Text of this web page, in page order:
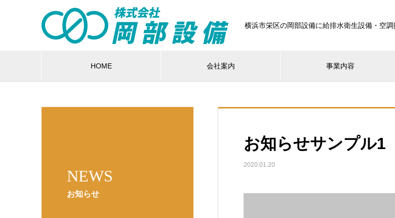
横浜市栄区の岡部設備に給排水衛生設備・空調
HOME 会社案内 事業内容
NEWS
お知らせ
お知らせサンプル1
2020.01.20